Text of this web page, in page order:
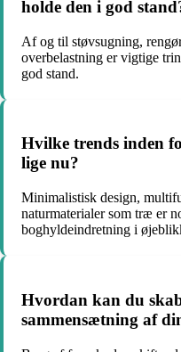
holde den i god
Af og til støvsugning,
overbelastning er vigtige
god stand.
Hvilke trends inden
lige nu?
Minimalistisk design,
naturmaterialer som træ er
boghyldeindretning i
Hvordan kan du
sammensætning af